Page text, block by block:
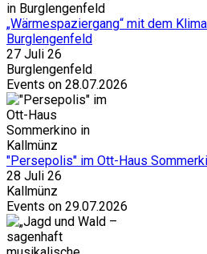
„Wärmespaziergang“ mit dem
Burglengenfeld
27 Juli 26
Burglengenfeld
Events on 28.07.2026
"Persepolis" im Ott-Haus
28 Juli 26
Kallmünz
Events on 29.07.2026